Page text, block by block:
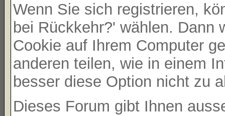
Wenn Sie sich registrieren,
bei Rückkehr?' wählen. Dann
Cookie auf Ihrem Computer
anderen teilen, wie in einem
besser diese Option nicht zu
Dieses Forum gibt Ihnen